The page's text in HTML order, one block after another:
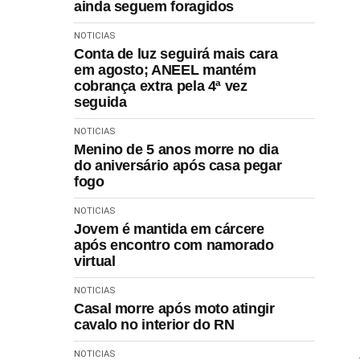
ainda seguem foragidos
NOTICIAS
Conta de luz seguirá mais cara
em agosto; ANEEL mantém
cobrança extra pela 4ª vez
seguida
NOTICIAS
Menino de 5 anos morre no dia
do aniversário após casa pegar
fogo
NOTICIAS
Jovem é mantida em cárcere
após encontro com namorado
virtual
NOTICIAS
Casal morre após moto atingir
cavalo no interior do RN
NOTICIAS